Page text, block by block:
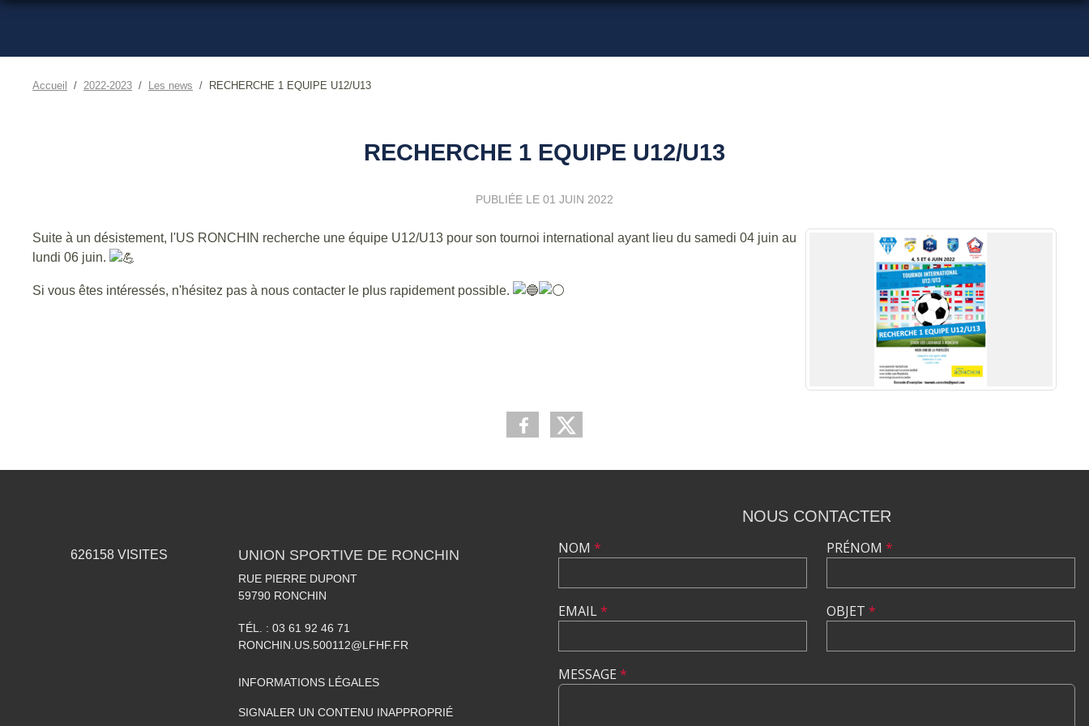
Accueil 2022-2023 Les news RECHERCHE 1 EQUIPE U12/U13
RECHERCHE 1 EQUIPE U12/U13
PUBLIÉE LE 01 JUIN 2022
Suite à un désistement, l'US RONCHIN recherche une équipe U12/U13 pour son tournoi international ayant lieu du samedi 04 juin au
lundi 06 juin.
Si vous êtes intéressés, n'hésitez pas à nous contacter le plus rapidement possible.
626158 VISITES UNION SPORTIVE DE RONCHIN
RUE PIERRE DUPONT
59790 RONCHIN
TÉL. : 03 61 92 46 71
RONCHIN.US.500112@LFHF.FR
INFORMATIONS LÉGALES
SIGNALER UN CONTENU INAPPROPRIÉ
NOUS CONTACTER
NOM *
EMAIL*
PRÉNOM *
OBJET *
MESSAGE *